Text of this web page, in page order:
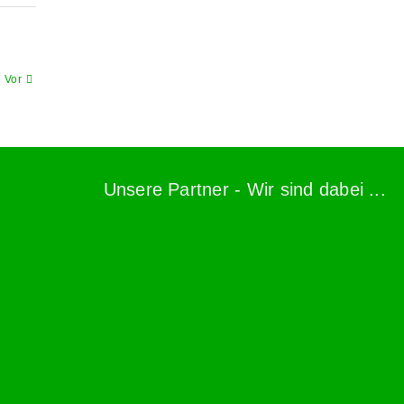
Vor
Unsere Partner - Wir sind dabei ...